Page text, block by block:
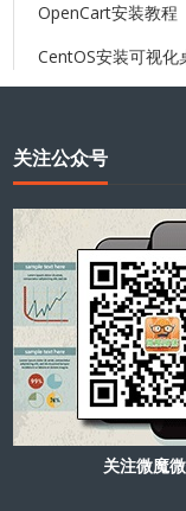
OpenCart安装教程
CentOS安装可视化
关注公众号
关注微魔